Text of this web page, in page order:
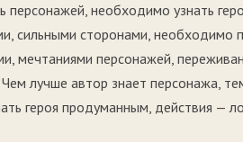
персонажей, необходимо узнать
сильными сторонами,
мечтаниями персонажей,
лучше автор знает персонажа,
героя продуманным, действия —